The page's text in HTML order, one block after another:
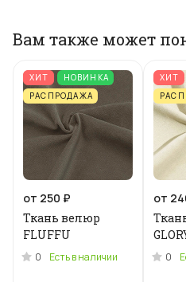
Вам также может
ХИТ
НОВИНКА
РАСПРОДАЖА
от 250 ₽
Ткань велюр
FLUFFU
0 Есть в наличии
ХИТ
от
0